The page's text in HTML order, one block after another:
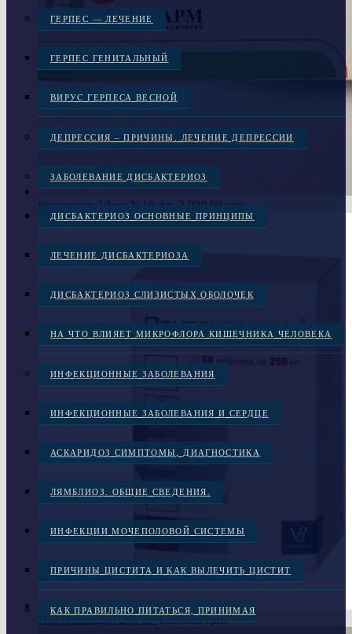
ГЕРПЕС — ЛЕЧЕНИЕ
ГЕРПЕС ГЕНИТАЛЬНЫЙ
ВИРУС ГЕРПЕСА ВЕСНОЙ
ДЕПРЕССИЯ – ПРИЧИНЫ. ЛЕЧЕНИЕ ДЕПРЕССИИ
ЗАБОЛЕВАНИЕ ДИСБАКТЕРИОЗ
ДИСБАКТЕРИОЗ ОСНОВНЫЕ ПРИНЦИПЫ
ЛЕЧЕНИЕ ДИСБАКТЕРИОЗА
ДИСБАКТЕРИОЗ СЛИЗИСТЫХ ОБОЛОЧЕК
НА ЧТО ВЛИЯЕТ МИКРОФЛОРА КИШЕЧНИКА ЧЕЛОВЕКА
ИНФЕКЦИОННЫЕ ЗАБОЛЕВАНИЯ
ИНФЕКЦИОННЫЕ ЗАБОЛЕВАНИЯ И СЕРДЦЕ
АСКАРИДОЗ СИМПТОМЫ, ДИАГНОСТИКА
ЛЯМБЛИОЗ. ОБЩИЕ СВЕДЕНИЯ.
ИНФЕКЦИИ МОЧЕПОЛОВОЙ СИСТЕМЫ
ПРИЧИНЫ ЦИСТИТА И КАК ВЫЛЕЧИТЬ ЦИСТИТ
КАК ПРАВИЛЬНО ПИТАТЬСЯ, ПРИНИМАЯ
Кортексин 10 мг №10 фл. 2,000.00 грн.
Пантокальцин 250 мг 1,300.00грн.